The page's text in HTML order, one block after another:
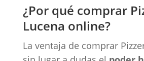
¿Por qué comprar
Lucena online?
La ventaja de comprar